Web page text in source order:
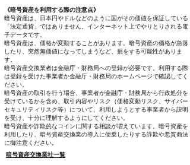
《暗号資産を利用する際の注意点》
暗号資産は、日本円やドルなどのように国がその価値を保証している
「法定通貨」ではありません。インターネット上でやりとりされる電
子データです。
暗号資産は、価格が変動することがあります。暗号資産の価格が急落
したり、突然無価値になってしまうなど、損をする可能性がありま
す。
暗号資産交換業者は金融庁・財務局への登録が必要です。利用する際
は登録を受けた事業者か金融庁・財務局のホームページで確認してく
ださい。
暗号資産の取引を行う場合、事業者が金融庁・財務局から行政処分を
受けているかを含め、取引内容やリスク（価格変動リスク、サイバー
セキュリティリスク等）について、利用しようとする事業者から説明
を受け、十分に理解するようにしてください。
暗号資産や詐欺的なコインに関する相談が増えています。暗号資産を
利用したり、暗号資産交換業の導入に便乗したりする詐欺や悪質商法
に御注意ください。
暗号資産交換業社一覧